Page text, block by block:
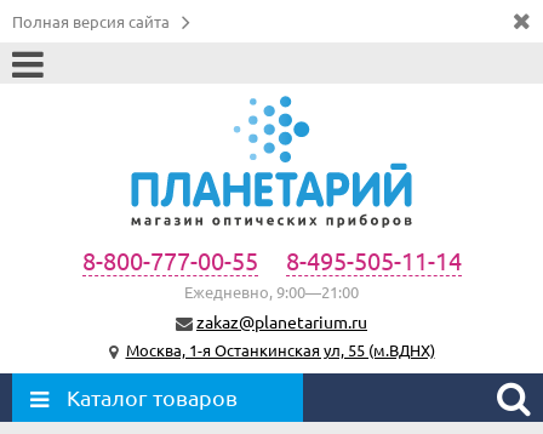
Полная версия сайта
8-800-777-00-55 8-495-505-11-14
Ежедневно, 9:00—21:00
zakaz@planetarium.ru
Москва, 1-я Останкинская ул, 55 (м.ВДНХ)
Каталог товаров